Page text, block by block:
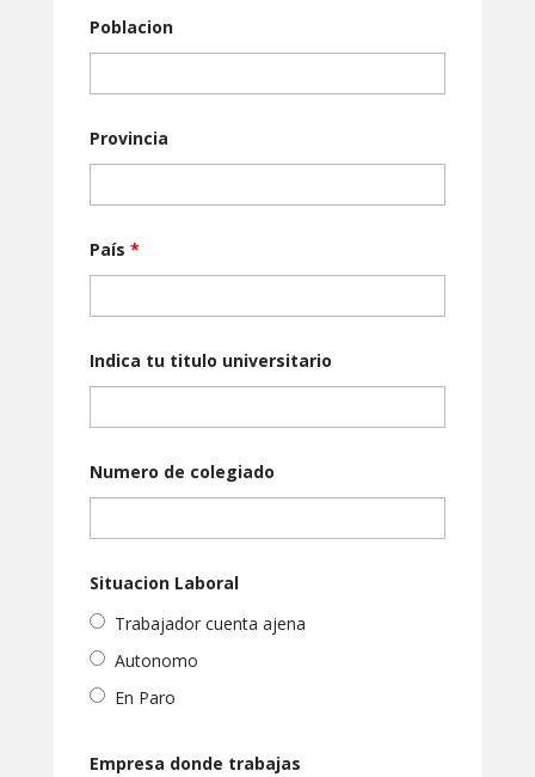
Poblacion
Provincia
País *
Indica tu ti­tulo universitario
Numero de colegiado
Situacion Laboral
Trabajador cuenta ajena
Autonomo
En Paro
Empresa donde trabajas